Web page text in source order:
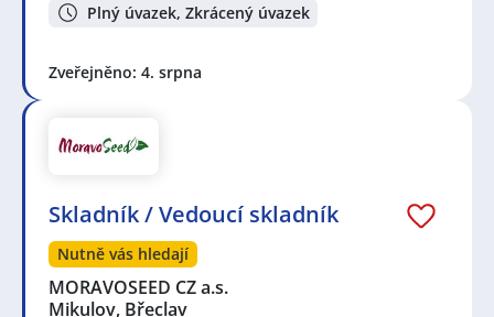
Plný úvazek, Zkrácený úvazek
Zveřejněno: 4. srpna
Skladník / Vedoucí skladník
Nutně vás hledají
MORAVOSEED CZ a.s.
Mikulov, Břeclav